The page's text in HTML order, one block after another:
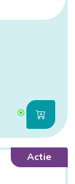
Actie